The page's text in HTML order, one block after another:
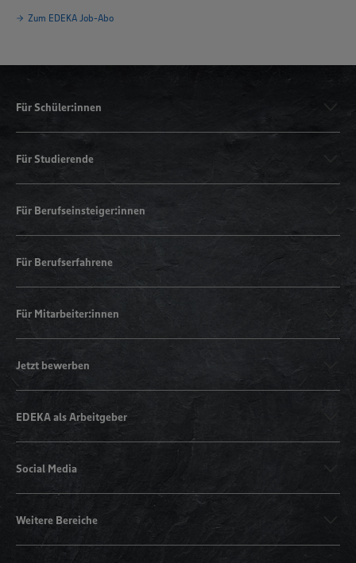
Zum EDEKA Job-Abo
Für Schüler:innen
Für Studierende
Für Berufseinsteiger:innen
Für Berufserfahrene
Für Mitarbeiter:innen
Jetzt bewerben
EDEKA als Arbeitgeber
Social Media
Weitere Bereiche